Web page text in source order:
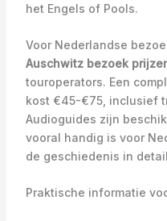
het Engels of Pools.
Voor Nederlandse
Auschwitz bezoek
touroperators. Een
kost €45-€75, inclusief
Audioguides zijn
vooral handig is voor
de geschiedenis in
Praktische informatie